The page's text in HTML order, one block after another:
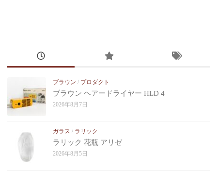
ブラウン / プロダクト
ブラウン ヘアードライヤー HLD 4
2026年8月7日
ガラス / ラリック
ラリック 花瓶 アリゼ
2026年8月5日